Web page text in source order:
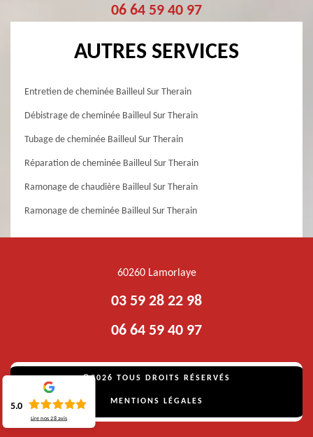
06 64 59 40 97
AUTRES SERVICES
Entretien de cheminée Bailleul Sur Therain
Débistrage de cheminée Bailleul Sur Therain
Tubage de cheminée Bailleul Sur Therain
Réparation de cheminée Bailleul Sur Therain
Ramonage de chaudière Bailleul Sur Therain
Ramonage de cheminée Bailleul Sur Therain
60260 Lamorlaye
03 59 28 22 98
06 64 59 40 97
©2026 TOUS DROITS RÉSERVÉS
MENTIONS LÉGALES
5.0
Lire nos28 avis